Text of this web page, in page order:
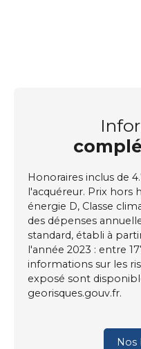
Honoraires inclus de
l'acquéreur. Prix hors
énergie D, Classe
des dépenses
standard, établi à
l'année 2023 : entre
informations sur les
exposé sont
georisques.gouv.fr.
Nos